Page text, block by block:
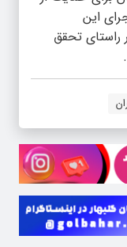
این
راستای تحقق